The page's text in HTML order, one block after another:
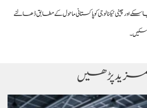
چینی ٹیکنالوجی کو پاکستانی ماحول کے مطابق ڈھالنے
پڑھیں